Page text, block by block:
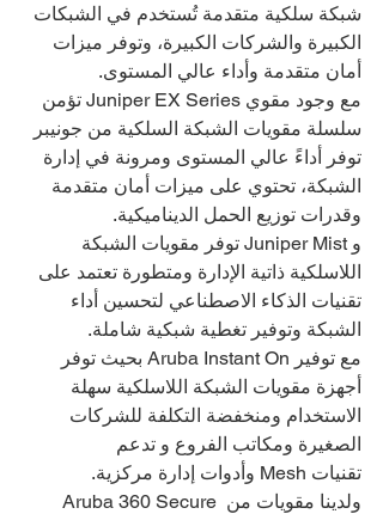
شبكة سلكية متقدمة تُستخدم في الشبكات
الكبيرة والشركات الكبيرة، وتوفر ميزات
أمان متقدمة وأداء عالي المستوى.
مع وجود مقوي Juniper EX Series تؤمن
سلسلة مقويات الشبكة السلكية من جونيبر
توفر أداءً عالي المستوى ومرونة في إدارة
الشبكة، تحتوي على ميزات أمان متقدمة
وقدرات توزيع الحمل الديناميكية.
و Juniper Mist توفر مقويات الشبكة
اللاسلكية ذاتية الإدارة ومتطورة تعتمد على
تقنيات الذكاء الاصطناعي لتحسين أداء
الشبكة وتوفير تغطية شبكية شاملة.
مع توفير Aruba Instant On بحيث توفر
أجهزة مقويات الشبكة اللاسلكية سهلة
الاستخدام ومنخفضة التكلفة للشركات
الصغيرة ومكاتب الفروع و تدعم
تقنيات Mesh وأدوات إدارة مركزية.
ولدينا مقويات من Aruba 360 Secure